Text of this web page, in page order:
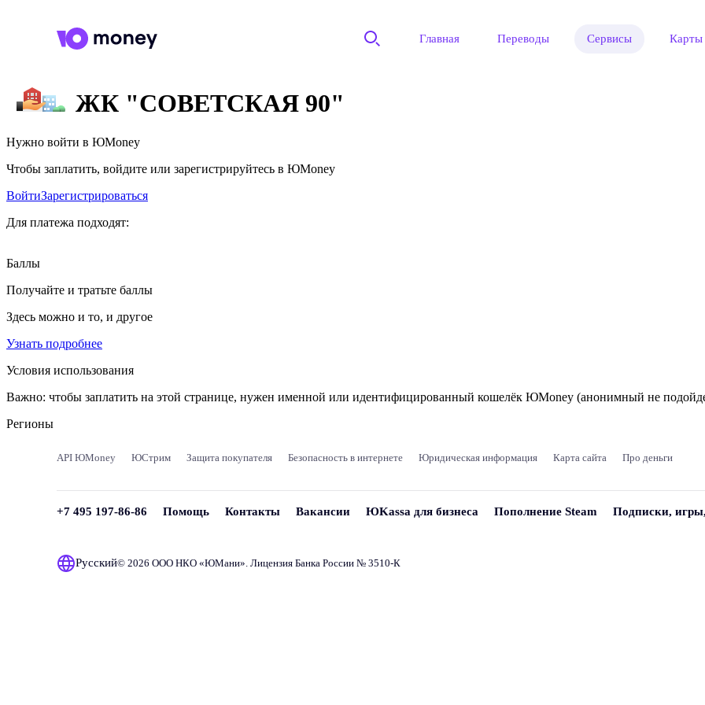
Главная Переводы Сервисы Карты
ЖК "СОВЕТСКАЯ 90"
Нужно войти в ЮMoney
Чтобы заплатить, войдите или зарегистрируйтесь в ЮMoney
ВойтиЗарегистрироваться
Для платежа подходят:
Баллы
Получайте и тратьте баллы
Здесь можно и то, и другое
Узнать подробнее
Условия использования
Важно: чтобы заплатить на этой странице, нужен именной или идентифицированный кошелёк ЮMoney (анонимный не
Регионы
API ЮMoney ЮСтрим Защита покупателя Безопасность в интернете Юридическая информация Карта сайта Про деньги
+7 495 197-86-86 Помощь Контакты Вакансии ЮKassa для бизнеса Пополнение Steam Подписки,
Русский© 2026 ООО НКО «ЮМани». Лицензия Банка России № 3510‑К